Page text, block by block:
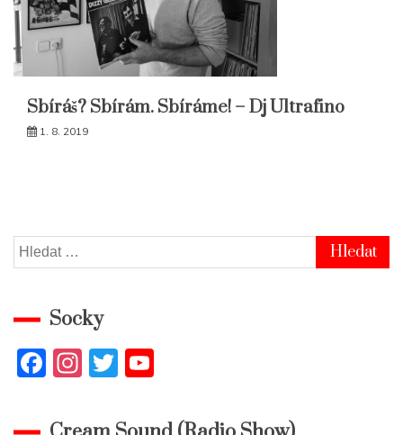
Sbíráš? Sbírám. Sbíráme! – Dj Ultrafino
1. 8. 2019
Vyhledávání
Socky
F
c
In
a
T
itt u